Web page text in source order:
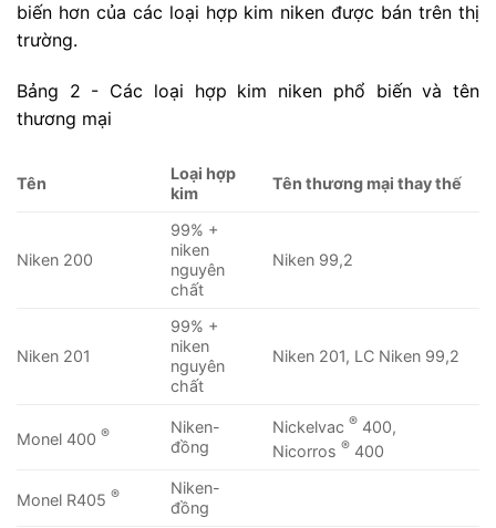
biến hơn của các loại hợp kim niken được bán trên thị
trường.
Bảng 2 - Các loại hợp kim niken phổ biến và tên
thương mại
Tên
Loại hợp
kim
Tên thương mại thay thế
Niken 200
99% +
niken
nguyên
chất
Niken 99,2
Niken 201
99% +
niken
nguyên
chất
Niken 201, LC Niken 99,2
Monel 400 ®
Niken-
đồng
Nickelvac® 400,
Nicorros® 400
Monel R405 ®
Niken-
đồng